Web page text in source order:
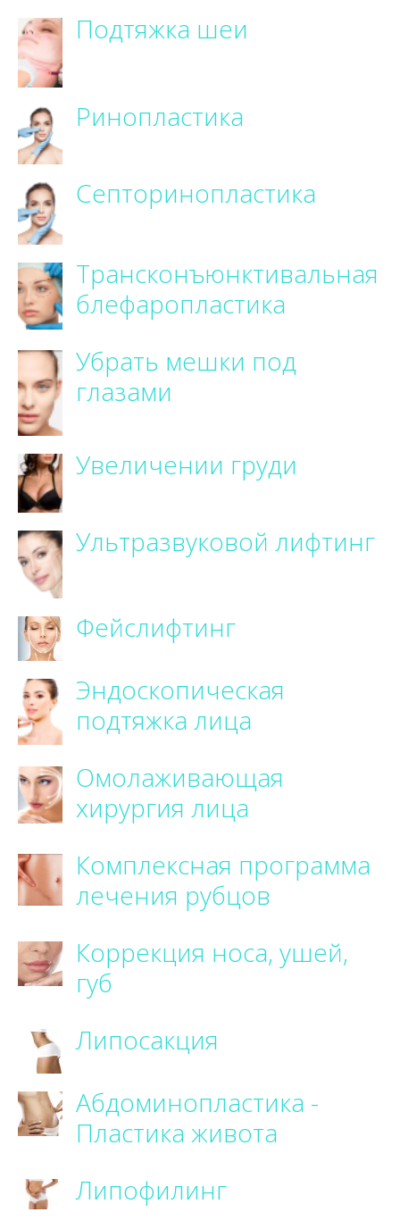
Подтяжка шеи
Ринопластика
Септоринопластика
Трансконъюнктивальная
блефаропластика
Убрать мешки под
глазами
Увеличении груди
Ультразвуковой лифтинг
Фейслифтинг
Эндоскопическая
подтяжка лица
Омолаживающая
хирургия лица
Комплексная программа
лечения рубцов
Коррекция носа, ушей,
губ
Липосакция
Абдоминопластика -
Пластика живота
Липофилинг